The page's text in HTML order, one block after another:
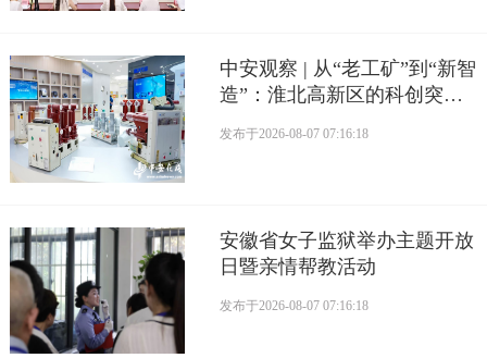
中安观察 | 从“老工矿”到“新智
造”：淮北高新区的科创突围
发布于2026-08-07 07:16:18
安徽省女子监狱举办主题开放
日暨亲情帮教活动
发布于2026-08-07 07:16:18